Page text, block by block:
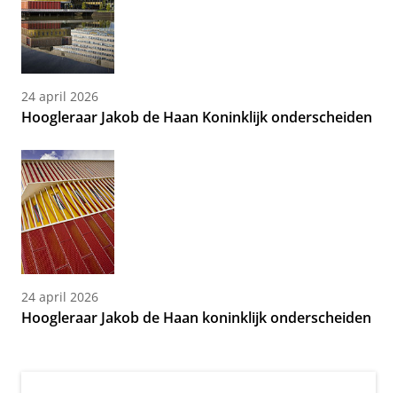
24 april 2026
Hoogleraar Jakob de Haan Koninklijk onderscheiden
24 april 2026
Hoogleraar Jakob de Haan koninklijk onderscheiden